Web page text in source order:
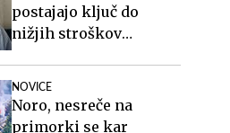
postajajo ključ do
nižjih stroškov
NOVICE
Noro, nesreče na
primorki se kar